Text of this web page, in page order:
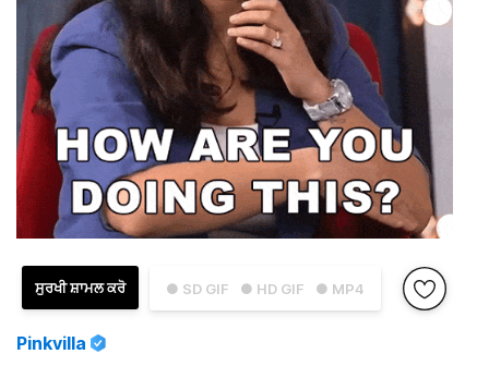
● SD GIF ● HD GIF ● MP4
ਸੁਰਖੀ ਸ਼ਾਮਲ ਕਰੋ
Pinkvilla